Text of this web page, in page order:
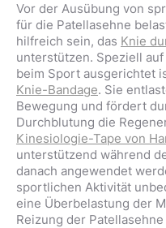
Vor der Ausübung von
für die Patellasehne
hilfreich sein, das Knie
unterstützen. Speziell
beim Sport ausgerichtet
Knie-Bandage. Sie
Bewegung und fördert
Durchblutung die
Kinesiologie-Tape von
unterstützend während
danach angewendet
sportlichen Aktivität
eine Überbelastung der
Reizung der